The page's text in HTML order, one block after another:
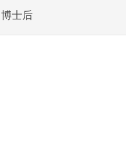
博士后